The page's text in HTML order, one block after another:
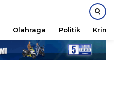
Olahraga Politik